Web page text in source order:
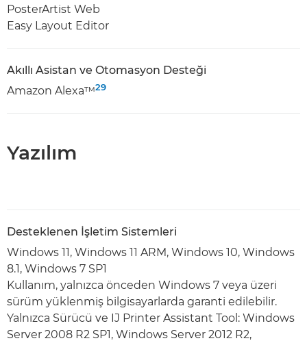
PosterArtist Web
Easy Layout Editor
Akıllı Asistan ve Otomasyon Desteği
Amazon Alexa™29
Yazılım
Desteklenen İşletim Sistemleri
Windows 11, Windows 11 ARM, Windows 10, Windows
8.1, Windows 7 SP1
Kullanım, yalnızca önceden Windows 7 veya üzeri
sürüm yüklenmiş bilgisayarlarda garanti edilebilir.
Yalnızca Sürücü ve IJ Printer Assistant Tool: Windows
Server 2008 R2 SP1, Windows Server 2012 R2,